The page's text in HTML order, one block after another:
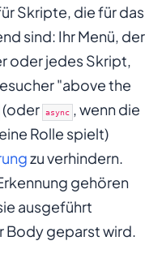
Skripte, die für das
sind: Ihr Menü, der
oder jedes Skript,
"above the
(oder async , wenn die
Rolle spielt)
zu verhindern.
gehören
ausgeführt
Body geparst wird.